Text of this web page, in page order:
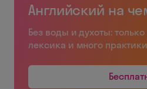
Английский на
Без воды и духоты:
лексика и много практики